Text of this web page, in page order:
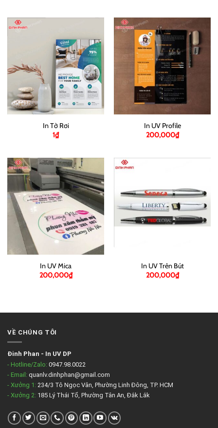
In Tờ Rơi
1₫
In UV Profile
200,000₫
In UV Mica
200,000₫
In UV Trên Bút
200,000₫
VỀ CHÚNG TÔI
Đinh Phan - In UV DP
- Hotline/Zalo: 0947.98.0022
- Email: quanlv.dinhphan@gmail.com
- Xưởng 1: 234/3 Tô Ngọc Vân, Phường Linh Đông, TP. HCM
- Xưởng 2: 185 Lý Thái Tổ, Phường Tân An, Đắk Lắk